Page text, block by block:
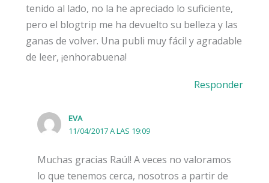
tenido al lado, no la he apreciado lo suficiente,
pero el blogtrip me ha devuelto su belleza y las
ganas de volver. Una publi muy fácil y agradable
de leer, ¡enhorabuena!
Responder
EVA
11/04/2017 A LAS 19:09
Muchas gracias Raúl! A veces no valoramos
lo que tenemos cerca, nosotros a partir de